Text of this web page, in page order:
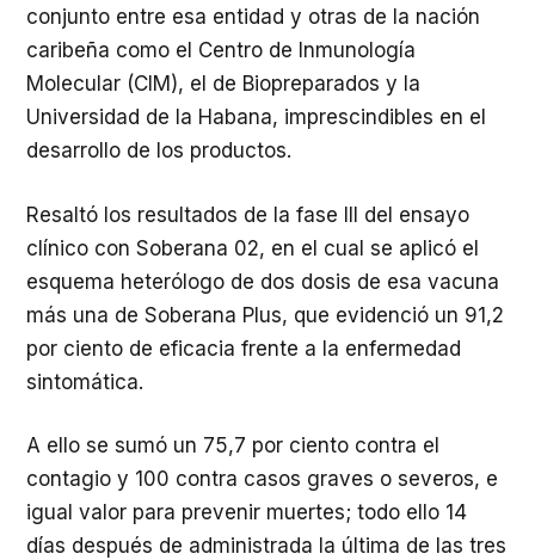
conjunto entre esa entidad y otras de la nación
caribeña como el Centro de Inmunología
Molecular (CIM), el de Biopreparados y la
Universidad de la Habana, imprescindibles en el
desarrollo de los productos.
Resaltó los resultados de la fase III del ensayo
clínico con Soberana 02, en el cual se aplicó el
esquema heterólogo de dos dosis de esa vacuna
más una de Soberana Plus, que evidenció un 91,2
por ciento de eficacia frente a la enfermedad
sintomática.
A ello se sumó un 75,7 por ciento contra el
contagio y 100 contra casos graves o severos, e
igual valor para prevenir muertes; todo ello 14
días después de administrada la última de las tres